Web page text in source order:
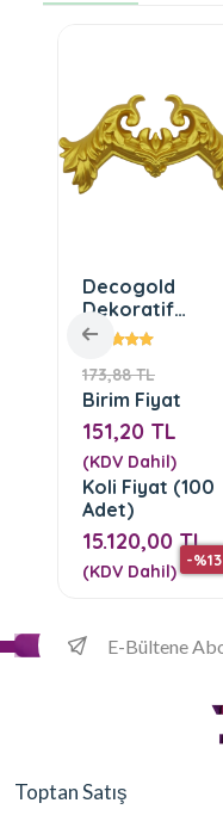
Decogold
Dekoratif
Motif ( DGM-
173,88 TL
-%13
Birim Fiyat
151,20 TL
(KDV Dahil)
Koli Fiyat (100
Adet)
15.120,00 TL
(KDV Dahil)
Toptan Satış